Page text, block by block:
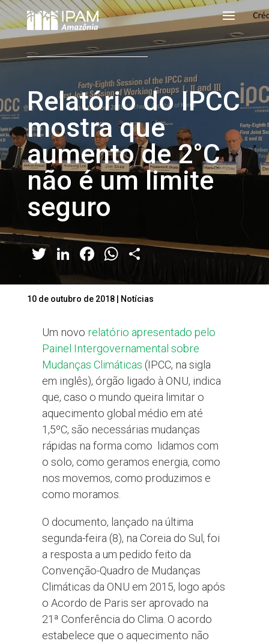
Relatório do IPCC
mostra que
aumento de 2°C
não é um limite
seguro
TwitterLinkedIn
Facebook
WhatsApp
Share
10 de outubro de 2018| Notícias
Um novo relatório apresentado pelo
Painel Intergovernamental sobre
Mudanças Climáticas (IPCC, na sigla
em inglês), órgão ligado à ONU, indica
que, caso o mundo queira limitar o
aquecimento global médio em até
1,5ºC, são necessárias mudanças
rápidas na forma como lidamos com
o solo, como geramos energia, como
nos movemos, como produzimos e
como moramos.
O documento, lançado na última
segunda-feira (8), na Coreia do Sul, foi
a resposta a um pedido feito da
Convenção-Quadro de Mudanças
Climáticas da ONU em 2015, logo após
o Acordo de Paris ser aprovado na
21ª Conferência do Clima. O acordo
estabelece que o aquecimento não